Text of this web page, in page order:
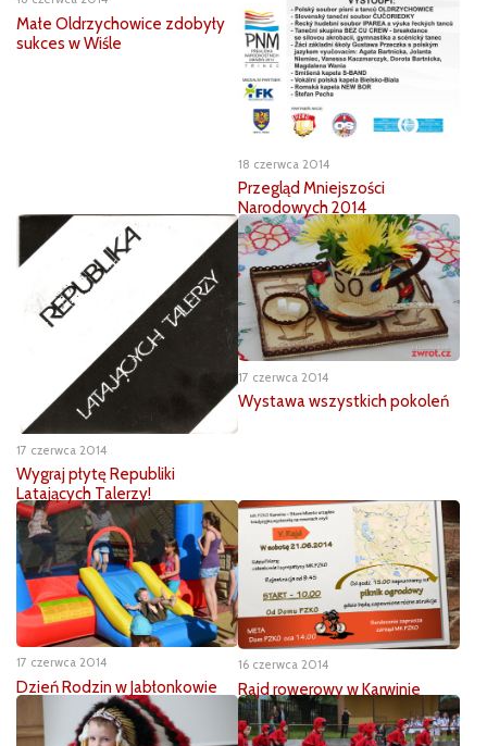
Małe Oldrzychowice zdobyły
sukces w Wiśle
18 czerwca 2014
Przegląd Mniejszości
Narodowych 2014
17 czerwca 2014
Wygraj płytę Republiki
Latających Talerzy!
17 czerwca 2014
Wystawa wszystkich pokoleń
17 czerwca 2014
Dzień Rodzin w Jabłonkowie
16 czerwca 2014
Rajd rowerowy w Karwinie